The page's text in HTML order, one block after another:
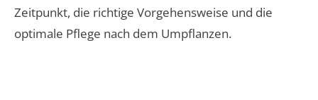
Zeitpunkt, die richtige Vorgehensweise und die
optimale Pflege nach dem Umpflanzen.